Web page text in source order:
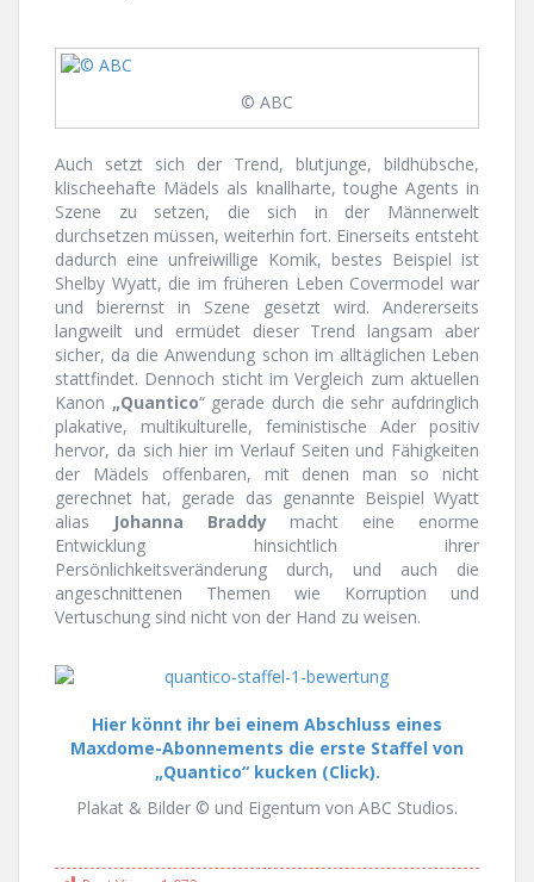
© ABC
Auch setzt sich der Trend, blutjunge, bildhübsche,
klischeehafte Mädels als knallharte, toughe Agents in
Szene zu setzen, die sich in der Männerwelt
durchsetzen müssen, weiterhin fort. Einerseits entsteht
dadurch eine unfreiwillige Komik, bestes Beispiel ist
Shelby Wyatt, die im früheren Leben Covermodel war
und bierernst in Szene gesetzt wird. Andererseits
langweilt und ermüdet dieser Trend langsam aber
sicher, da die Anwendung schon im alltäglichen Leben
stattfindet. Dennoch sticht im Vergleich zum aktuellen
Kanon „Quantico“ gerade durch die sehr aufdringlich
plakative, multikulturelle, feministische Ader positiv
hervor, da sich hier im Verlauf Seiten und Fähigkeiten
der Mädels offenbaren, mit denen man so nicht
gerechnet hat, gerade das genannte Beispiel Wyatt
alias
Johanna Braddymacht eine enorme
Entwicklung hinsichtlich ihrer
Persönlichkeitsveränderung durch, und auch die
angeschnittenen Themen wie Korruption und
Vertuschung sind nicht von der Hand zu weisen.
Hier könnt ihr bei einem Abschluss eines
Maxdome-Abonnements die erste Staffel von
„Quantico“ kucken (Click).
Plakat & Bilder © und Eigentum von ABC Studios.